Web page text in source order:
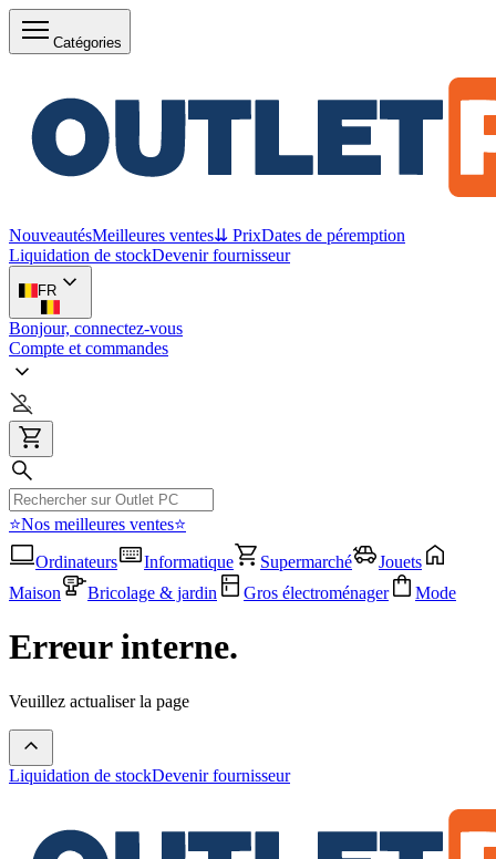
Catégories
NouveautésMeilleures ventes⇊ PrixDates de péremption
Liquidation de stockDevenir fournisseur
FR
Bonjour, connectez-vous
Compte et commandes
⭐Nos meilleures ventes⭐
Ordinateurs
Informatique Supermarché
Jouets
Maison
Bricolage & jardin Gros électroménager Mode
Erreur interne.
Veuillez actualiser la page
Liquidation de stockDevenir fournisseur